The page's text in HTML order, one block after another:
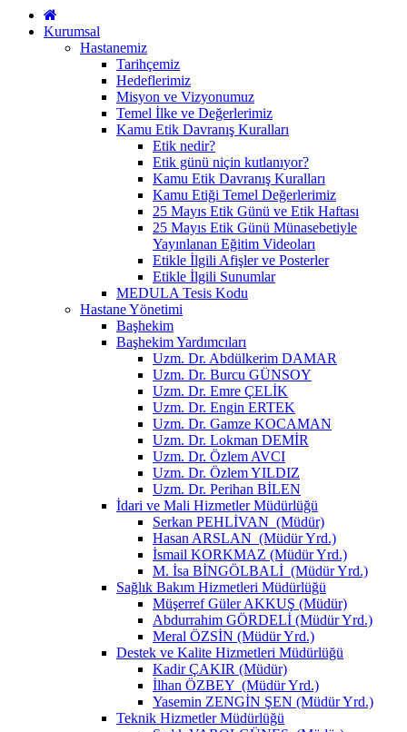
Kurumsal
Hastanemiz
Tarihçemiz
Hedeflerimiz
Misyon ve Vizyonumuz
Temel İlke ve Değerlerimiz
Kamu Etik Davranış Kuralları
Etik nedir?
Etik günü niçin kutlanıyor?
Kamu Etik Davranış Kuralları
Kamu Etiği Temel Değerlerimiz
25 Mayıs Etik Günü ve Etik Haftası
25 Mayıs Etik Günü Münasebetiyle
Yayınlanan Eğitim Videoları
Etikle İlgili Afişler ve Posterler
Etikle İlgili Sunumlar
MEDULA Tesis Kodu
Hastane Yönetimi
Başhekim
Başhekim Yardımcıları
Uzm. Dr. Abdülkerim DAMAR
Uzm. Dr. Burcu GÜNSOY
Uzm. Dr. Emre ÇELİK
Uzm. Dr. Engin ERTEK
Uzm. Dr. Gamze KOCAMAN
Uzm. Dr. Lokman DEMİR
Uzm. Dr. Özlem AVCI
Uzm. Dr. Özlem YILDIZ
Uzm. Dr. Perihan BİLEN
İdari ve Mali Hizmetler Müdürlüğü
Serkan PEHLİVAN (Müdür)
Hasan ARSLAN (Müdür Yrd.)
İsmail KORKMAZ (Müdür Yrd.)
M. İsa BİNGÖLBALİ (Müdür Yrd.)
Sağlık Bakım Hizmetleri Müdürlüğü
Müşerref Güler AKKUŞ (Müdür)
Abdurrahim GÖRDELİ (Müdür Yrd.)
Meral ÖZSİN (Müdür Yrd.)
Destek ve Kalite Hizmetleri Müdürlüğü
Kadir ÇAKIR (Müdür)
İlhan ÖZBEY (Müdür Yrd.)
Yasemin ZENGİN ŞEN (Müdür Yrd.)
Teknik Hizmetler Müdürlüğü